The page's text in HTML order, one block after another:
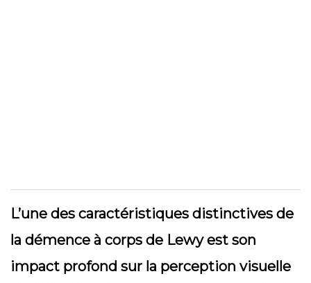
L’une des caractéristiques distinctives de
la démence à corps de Lewy est son
impact profond sur la perception visuelle